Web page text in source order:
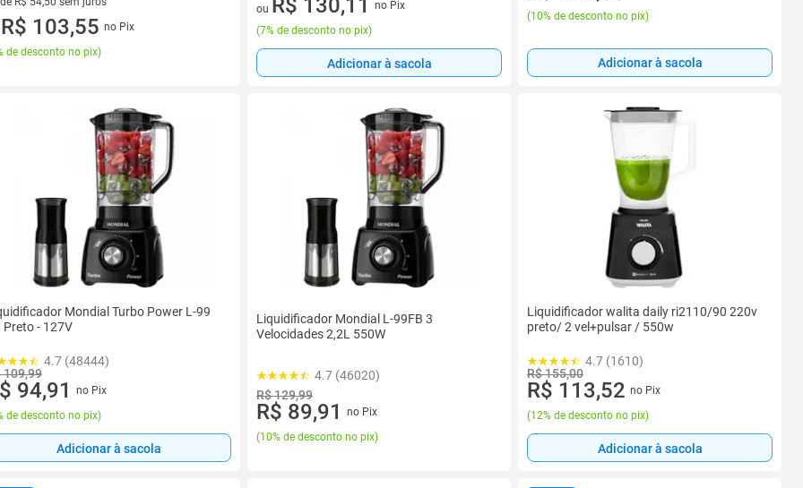
de R$ 54,50 sem juros
R$ 103,55 no Pix
de desconto no pix)
ou R$ 130,11
no Pix
(7% de desconto no pix)
Adicionar à sacola
(10% de desconto no pix)
Adicionar à sacola
Mondial Turbo Power L-99
Preto - 127V
4.7 (48444)
109,99
94,91
no Pix
de desconto no pix)
Adicionar à sacola
Liquidificador Mondial L-99FB 3
Velocidades 2,2L 550W
4.7 (46020)
R$ 129,99
R$ 89,91
no Pix
(10% de desconto no pix)
Liquidificador walita daily ri2110/90 220v
preto/ 2 vel+pulsar / 550w
4.7 (1610)
R$ 155,00
R$ 113,52 no Pix
(12% de desconto no pix)
Adicionar à sacola